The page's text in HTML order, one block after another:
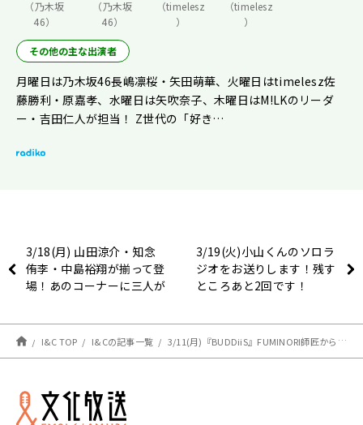
（乃木坂
46）
（乃木坂
46）
（timelesz
）
（timelesz
）
その他の主な出演者
月曜日は乃木坂46長嶋凛桜・矢田萌華、火曜日はtimelesz佐
藤勝利・原嘉孝、水曜日は矢吹奈子、木曜日はM!LKのリーダ
ー・吉田仁人が担当！ Z世代の「好き…
3/18(月) 山田涼介・知念
侑李・中島裕翔が揃って登
場！あのコーナーに三人が
3/19(火)小山くんのソロラ
ジオをお送りします！残す
ところあと2回です！
I&C TOP I&Cの記事一覧 3/11(月)『BUDDiiS』FUMINORI師匠からツッコミを学ぶ！【駒木根葵汰のレコメン！】